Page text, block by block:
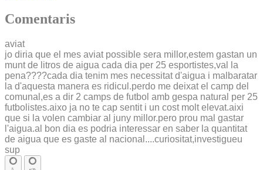
Comentaris
aviat
jo diria que el mes aviat possible sera millor,estem gastan un
munt de litros de aigua cada dia per 25 esportistes,val la
pena????cada dia tenim mes necessitat d'aigua i malbaratar
la d'aquesta manera es ridicul.perdo me deixat el camp del
comunal,es a dir 2 camps de futbol amb gespa natural per 25
futbolistes.aixo ja no te cap sentit i un cost molt elevat.aixi
que si la volen cambiar al juny millor.pero prou mal gastar
l'aigua.al bon dia es podria interessar en saber la quantitat
de aigua que es gaste al nacional....curiositat,investigueu
sup